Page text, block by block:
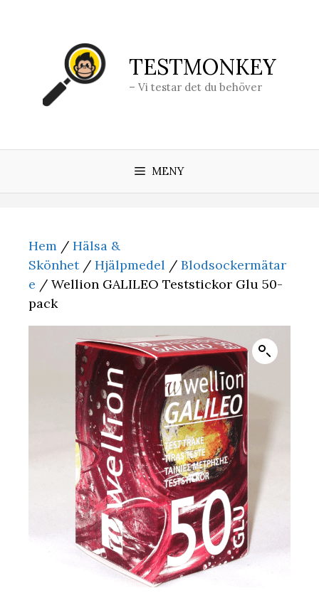
TESTMONKEY
– Vi testar det du behöver
MENY
Hem / Hälsa &
Skönhet/ Hjälpmedel / Blodsockermätar
e / Wellion GALILEO Teststickor Glu 50-
pack